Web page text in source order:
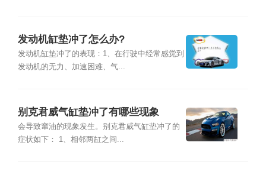
发动机缸垫冲了怎么办?
发动机缸垫冲了的表现：1、在行驶中经常感觉到
发动机的无力、加速困难、气...
别克君威气缸垫冲了有哪些现象
会导致窜油的现象发生。别克君威气缸垫冲了的
症状如下： 1、相邻两缸之间...